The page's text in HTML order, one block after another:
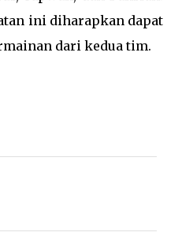
ini diharapkan dapat
dari kedua tim.